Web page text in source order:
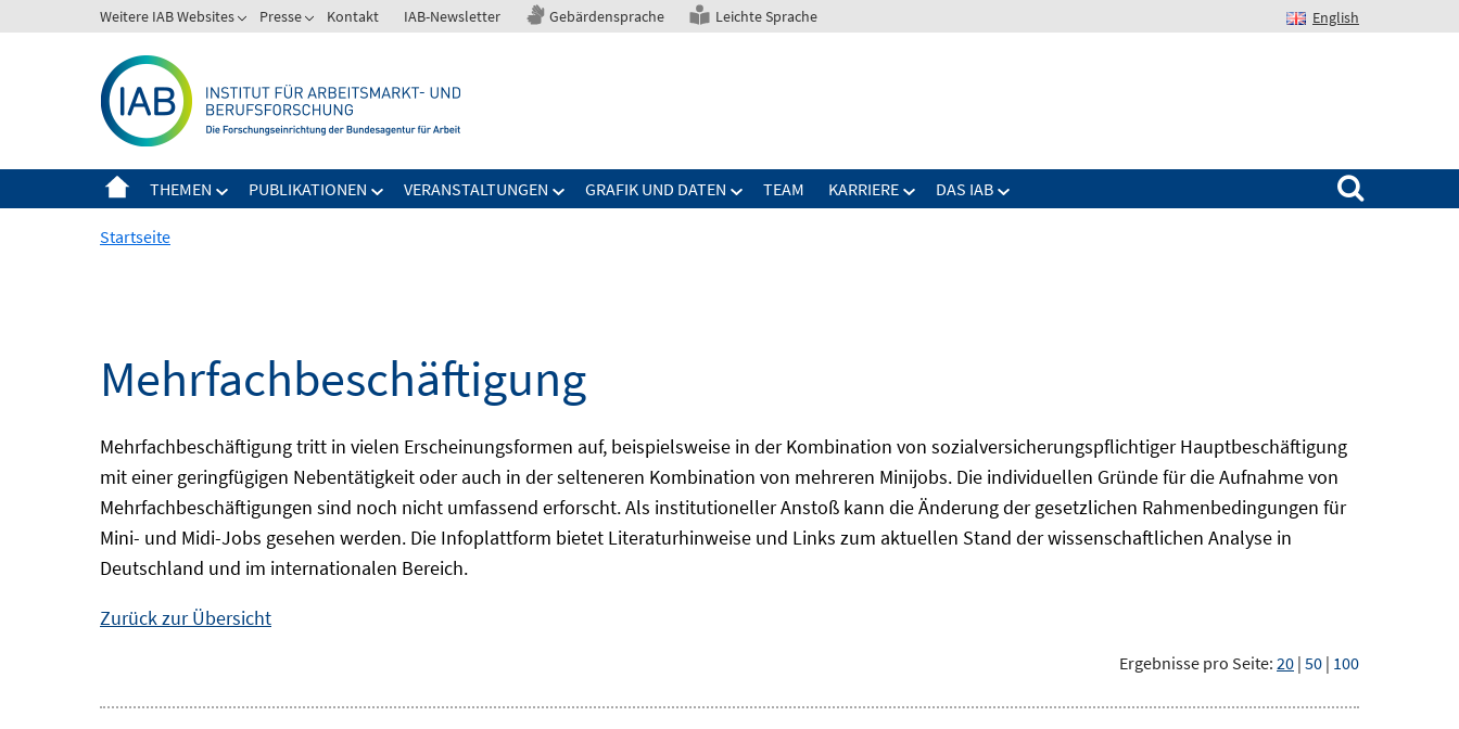
zum
Weitere IAB Websites Presse Kontakt IAB-Newsletter Gebärdensprache Leichte Sprache English
THEMEN PUBLIKATIONEN VERANSTALTUNGEN GRAFIK UND DATEN TEAM KARRIERE DAS IAB
Suchen nach:
Startseite
Mehrfachbeschäftigung
Mehrfachbeschäftigung tritt in vielen Erscheinungsformen auf, beispielsweise in der Kombination von sozialversicherungspflichtiger Hauptbeschäftigung
mit einer geringfügigen Nebentätigkeit oder auch in der selteneren Kombination von mehreren Minijobs. Die individuellen Gründe für die Aufnahme von
Mehrfachbeschäftigungen sind noch nicht umfassend erforscht. Als institutioneller Anstoß kann die Änderung der gesetzlichen Rahmenbedingungen für
Mini- und Midi-Jobs gesehen werden. Die Infoplattform bietet Literaturhinweise und Links zum aktuellen Stand der wissenschaftlichen Analyse in
Deutschland und im internationalen Bereich.
Zurück zur Übersicht
Ergebnisse pro Seite: 20 | 50 | 100